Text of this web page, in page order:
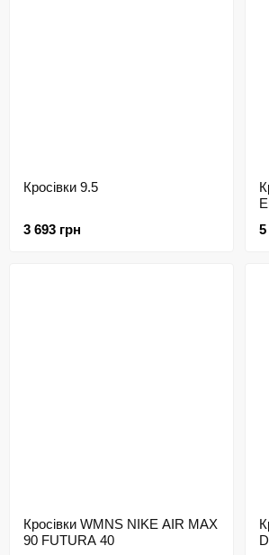
Кросівки 9.5
3 693 грн 5
Кросівки WMNS NIKE AIR MAX
90 FUTURA 40